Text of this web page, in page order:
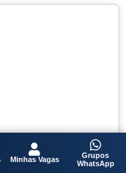
Minhas Vagas
Grupos
WhatsApp